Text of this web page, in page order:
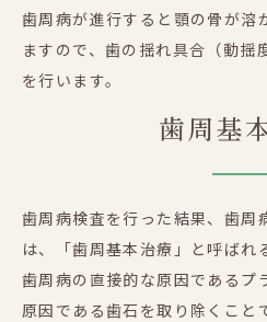
歯周病が進行すると顎の骨が溶
ますので、歯の揺れ具合（動揺
を行います。
歯周基
歯周病検査を行った結果、歯周
は、「歯周基本治療」と呼ばれ
歯周病の直接的な原因であるプ
原因である歯石を取り除くこと